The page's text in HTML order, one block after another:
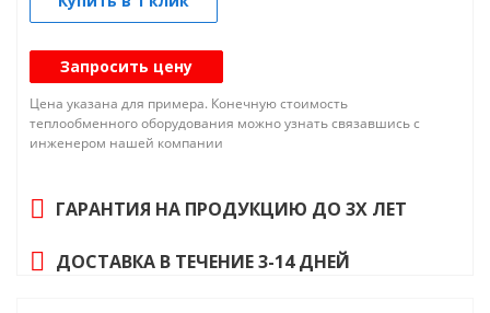
Запросить цену
Цена указана для примера. Конечную стоимость
теплообменного оборудования можно узнать связавшись с
инженером нашей компании
ГАРАНТИЯ НА ПРОДУКЦИЮ ДО 3Х ЛЕТ
ДОСТАВКА В ТЕЧЕНИЕ 3-14 ДНЕЙ